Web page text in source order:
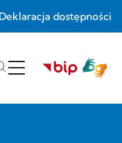
Deklaracja dostępności